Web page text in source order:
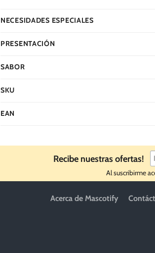
NECESIDADES ESPECIALES
PRESENTACIÓN
SABOR
SKU
EAN
Recibe nuestras ofertas!
Al suscribirme
Acerca de Mascotify